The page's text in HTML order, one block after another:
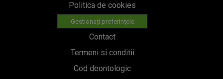
Politica de cookies
Gestionați preferințele
Contact
Termeni si conditii
Cod deontologic